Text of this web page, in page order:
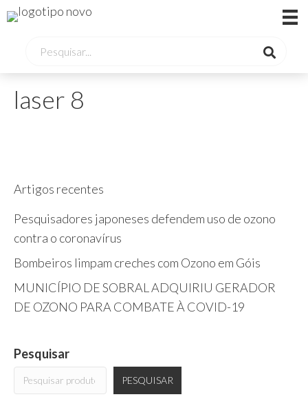
laser 8
Artigos recentes
Pesquisadores japoneses defendem uso de ozono
contra o coronavírus
Bombeiros limpam creches com Ozono em Góis
MUNICÍPIO DE SOBRAL ADQUIRIU GERADOR
DE OZONO PARA COMBATE À COVID-19
Pesquisar
PESQUISAR